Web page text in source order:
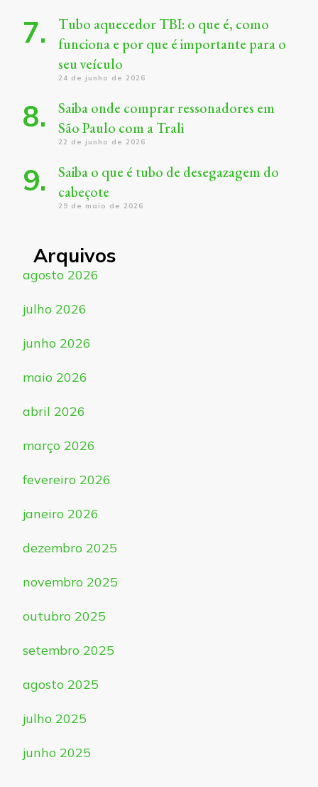
Tubo aquecedor TBI: o que é, como
funciona e por que é importante para o
seu veículo
24 de junho de 2026
Saiba onde comprar ressonadores em
São Paulo com a Trali
22 de junho de 2026
Saiba o que é tubo de desegazagem do
cabeçote
29 de maio de 2026
Arquivos
agosto 2026
julho 2026
junho 2026
maio 2026
abril 2026
março 2026
fevereiro 2026
janeiro 2026
dezembro 2025
novembro 2025
outubro 2025
setembro 2025
agosto 2025
julho 2025
junho 2025